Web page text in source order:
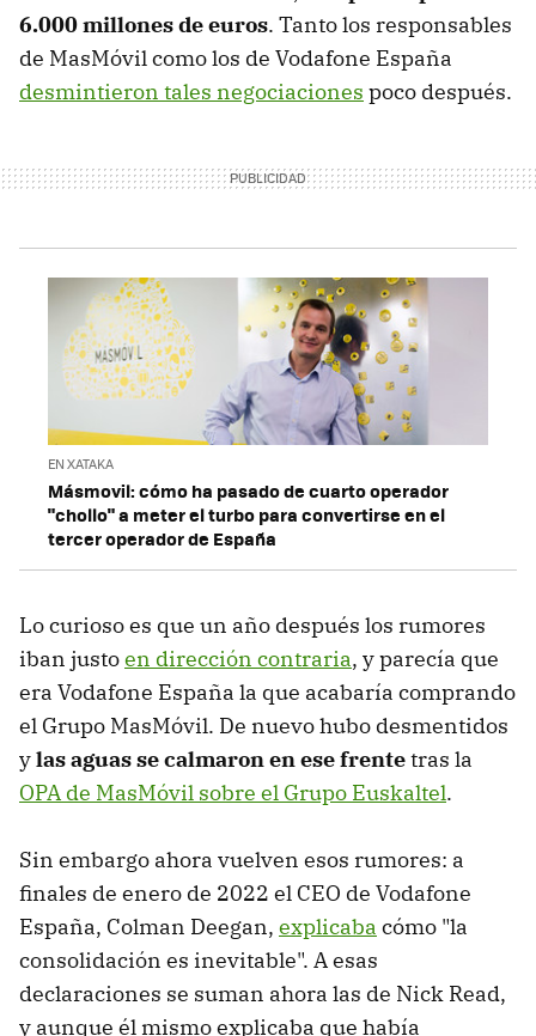
6.000 millones de euros. Tanto los responsables
de MasMóvil como los de Vodafone España
desmintieron tales negociaciones poco después.
EN XATAKA
Másmovil: cómo ha pasado de cuarto operador
"chollo" a meter el turbo para convertirse en el
tercer operador de España
Lo curioso es que un año después los rumores
iban justoen dirección contraria, y parecía que
era Vodafone España la que acabaría comprando
el Grupo MasMóvil. De nuevo hubo desmentidos
ylas aguas se calmaron en ese frentetras la
OPA de MasMóvil sobre el Grupo Euskaltel.
Sin embargo ahora vuelven esos rumores: a
finales de enero de 2022 el CEO de Vodafone
España, Colman Deegan, explicaba cómo "la
consolidación es inevitable". A esas
declaraciones se suman ahora las de Nick Read,
y aunque él mismo explicaba que había